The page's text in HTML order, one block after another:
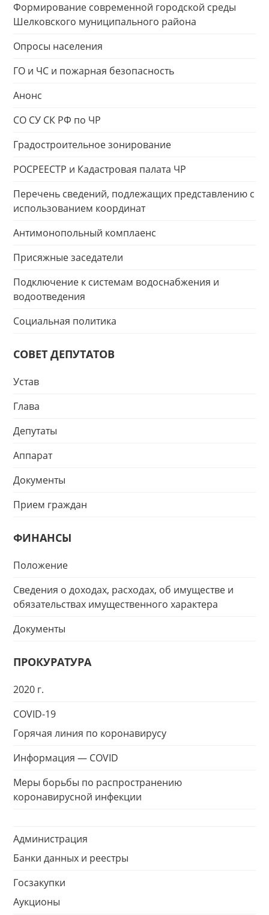
Формирование современной городской среды
Шелковского муниципального района
Опросы населения
ГО и ЧС и пожарная безопасность
Анонс
СО СУ СК РФ по ЧР
Градостроительное зонирование
РОСРЕЕСТР и Кадастровая палата ЧР
Перечень сведений, подлежащих представлению с
использованием координат
Антимонопольный комплаенс
Присяжные заседатели
Подключение к системам водоснабжения и
водоотведения
Социальная политика
СОВЕТ ДЕПУТАТОВ
Устав
Глава
Депутаты
Аппарат
Документы
Прием граждан
ФИНАНСЫ
Положение
Сведения о доходах, расходах, об имуществе и
обязательствах имущественного характера
Документы
ПРОКУРАТУРА
2020 г.
COVID-19
Горячая линия по коронавирусу
Информация — COVID
Меры борьбы по распространению
коронавирусной инфекции
Администрация
Банки данных и реестры
Госзакупки
Аукционы